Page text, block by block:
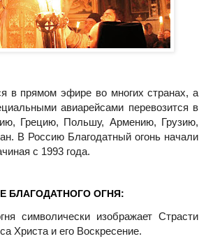
в прямом эфире во многих странах, а
авиарейсами перевозится в
Грецию, Польшу, Армению, Грузию,
В Россию Благодатный огонь начали
с 1993 года.
БЛАГОДАТНОГО ОГНЯ:
символически изображает Страсти
Христа и его Воскресение.